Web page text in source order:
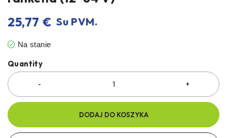
25,77 € Su PVM.
Na stanie
Quantity
DODAJ DO KOSZYKA